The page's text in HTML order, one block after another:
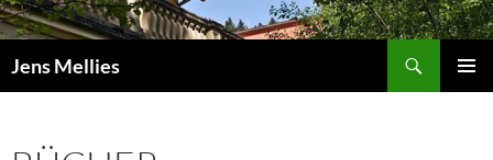
Zum
Inhalt
springen
Jens Mellies